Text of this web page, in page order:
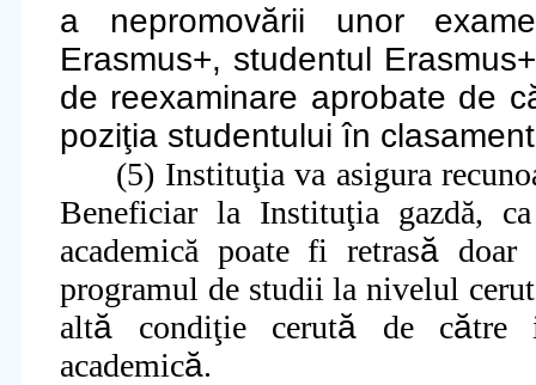
a nepromovării unor
Erasmus+, studentul
de reexaminare aprobate de
poziţia studentului în
(5) Instituţia va asigura
Beneficiar la Instituţia gazdă,
academică poate fi retrasă doar
programul de studii la nivelul
altă condiţie cerută de către
academică.